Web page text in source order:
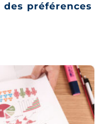
préférences